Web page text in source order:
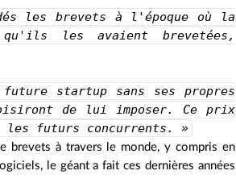
les brevets à l'époque où la
les avaient brevetées,
startup sans ses propres
de lui imposer. Ce prix
futurs concurrents. »
brevets à travers le monde, y compris en
le géant a fait ces dernières années